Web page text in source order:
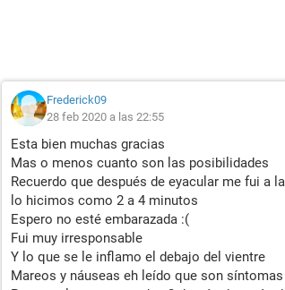
Frederick09
28 feb 2020 a las 22:55
Esta bien muchas gracias
Mas o menos cuanto son las posibilidades
Recuerdo que después de eyacular me fui a
lo hicimos como 2 a 4 minutos
Espero no esté embarazada :(
Fui muy irresponsable
Y lo que se le inflamo el debajo del vientre
Mareos y náuseas eh leído que son